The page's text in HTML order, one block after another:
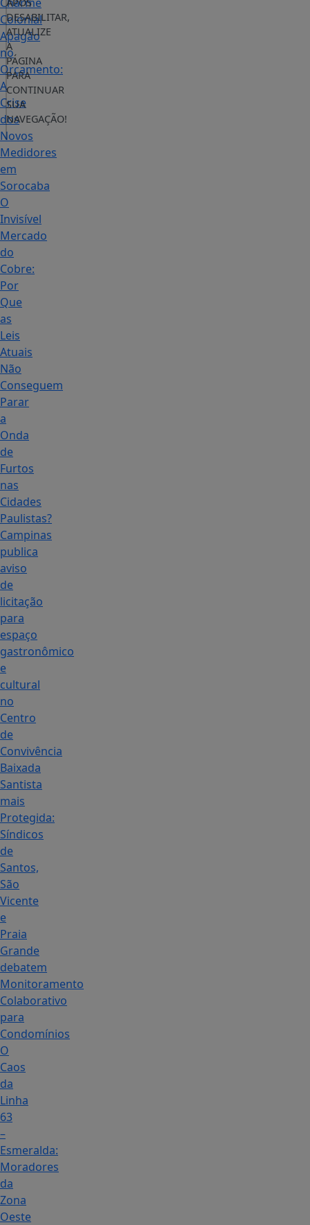
Colonial
Apagão
no
Orçamento:
A
Crise
dos
Novos
Medidores
em
Sorocaba
O
Invisível
Mercado
do
Cobre:
Por
Que
as
Leis
Atuais
Não
Conseguem
Parar
a
Onda
de
Furtos
nas
Cidades
Paulistas?
Campinas
publica
aviso
de
licitação
para
espaço
gastronômico
e
cultural
no
Centro
de
Convivência
Baixada
Santista
mais
Protegida:
Síndicos
de
Santos,
São
Vicente
e
Praia
Grande
debatem
Monitoramento
Colaborativo
para
Condomínios
O
Caos
da
Linha
63
–
Esmeralda:
Moradores
da
Zona
Oeste
DESABILITAR,
ATUALIZE
A
PÁGINA
PARA
CONTINUAR
SUA
NAVEGAÇÃO!